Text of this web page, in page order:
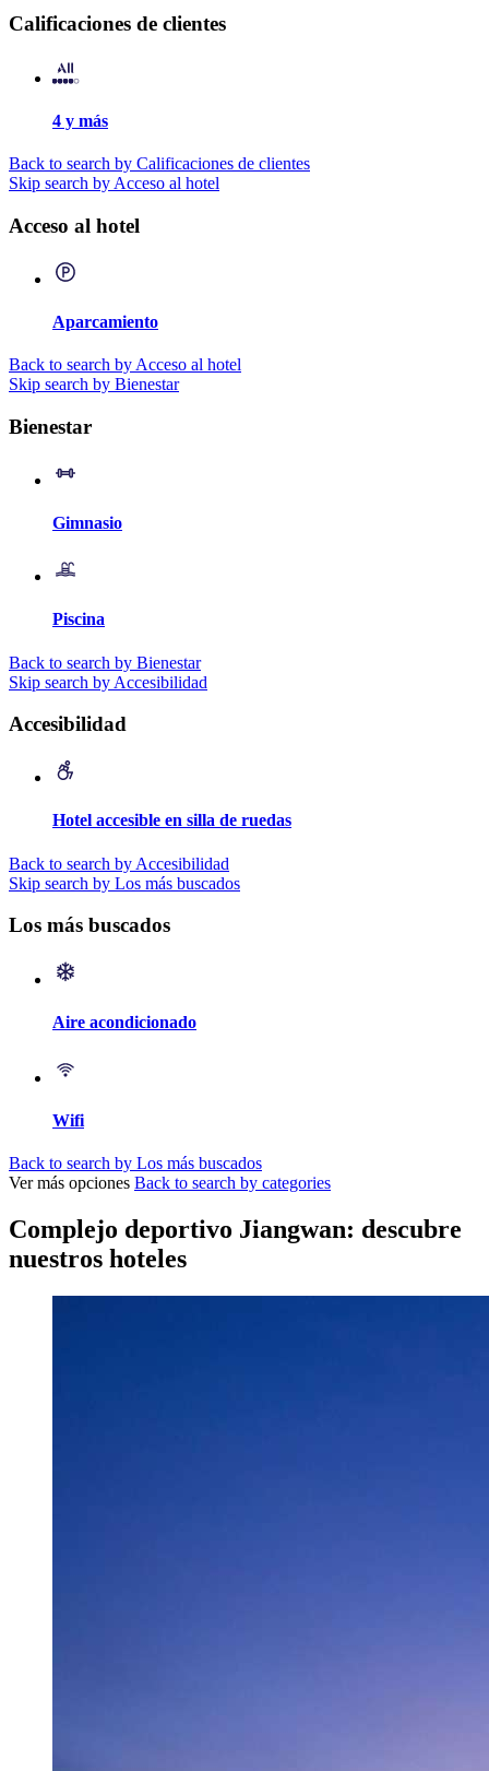
Calificaciones de clientes
4 y más
Back to search by Calificaciones de clientes
Skip search by Acceso al hotel
Acceso al hotel
Aparcamiento
Back to search by Acceso al hotel
Skip search by Bienestar
Bienestar
Gimnasio
Piscina
Back to search by Bienestar
Skip search by Accesibilidad
Accesibilidad
Hotel accesible en silla de ruedas
Back to search by Accesibilidad
Skip search by Los más buscados
Los más buscados
Aire acondicionado
Wifi
Back to search by Los más buscados
Ver más opciones Back to search by categories
Complejo deportivo Jiangwan: descubre
nuestros hoteles